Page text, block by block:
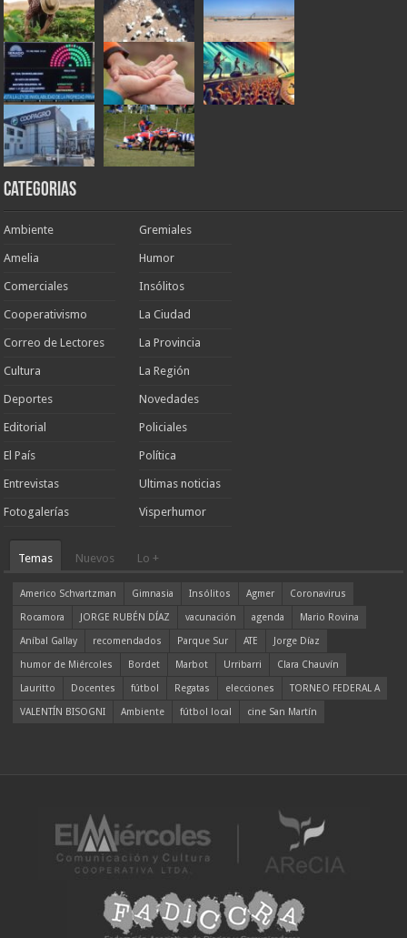
Categorias
Ambiente
Amelia
Comerciales
Cooperativismo
Correo de Lectores
Cultura
Deportes
Editorial
El País
Entrevistas
Fotogalerías
Gremiales
Humor
Insólitos
La Ciudad
La Provincia
La Región
Novedades
Policiales
Política
Ultimas noticias
Visperhumor
Temas Nuevos Lo +
Americo Schvartzman Gimnasia Insólitos Agmer
Coronavirus
Rocamora
JORGE RUBÉN DÍAZ vacunación agenda
Mario Rovina
Aníbal Gallay
recomendados Parque Sur ATE
Jorge Díaz
humor de Miércoles
Bordet Marbot Urribarri
Clara Chauvín
Lauritto
Docentes fútbol Regatas elecciones
TORNEO FEDERAL A
VALENTÍN BISOGNI
Ambiente fútbol local cine San Martín